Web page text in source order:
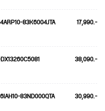
83K6004JTA 17,990.-
38,090.-
83ND000QTA 30,990.-